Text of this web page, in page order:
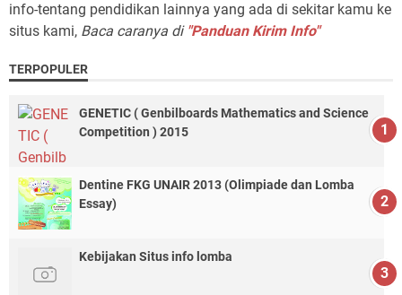
info-tentang pendidikan lainnya yang ada di sekitar kamu ke
situs kami, Baca caranya di "Panduan Kirim Info"
TERPOPULER
GENETIC ( Genbilboards Mathematics and Science
Competition ) 2015
Dentine FKG UNAIR 2013 (Olimpiade dan Lomba
Essay)
Kebijakan Situs info lomba